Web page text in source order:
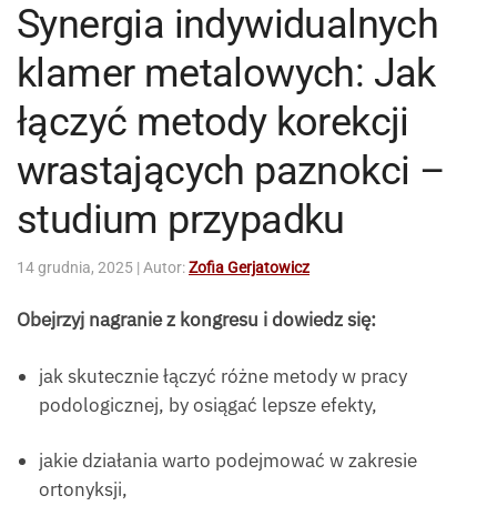
Synergia indywidualnych
klamer metalowych: Jak
łączyć metody korekcji
wrastających paznokci –
studium przypadku
14 grudnia, 2025 | Autor:Zofia Gerjatowicz
Obejrzyj nagranie z kongresu i dowiedz się:
jak skutecznie łączyć różne metody w pracy
podologicznej, by osiągać lepsze efekty,
jakie działania warto podejmować w zakresie
ortonyksji,